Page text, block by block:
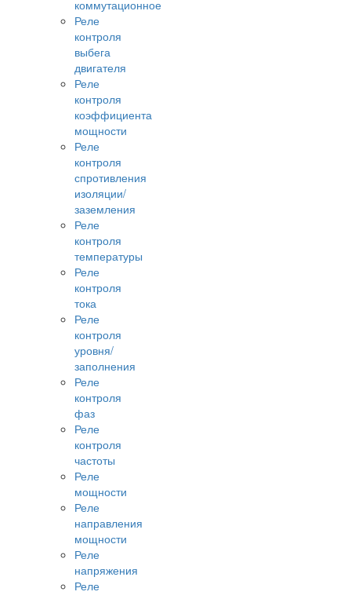
коммутационное
Реле
контроля
выбега
двигателя
Реле
контроля
коэффициента
мощности
Реле
контроля
спротивления
изоляции/
заземления
Реле
контроля
температуры
Реле
контроля
тока
Реле
контроля
уровня/
заполнения
Реле
контроля
фаз
Реле
контроля
частоты
Реле
мощности
Реле
направления
мощности
Реле
напряжения
Реле